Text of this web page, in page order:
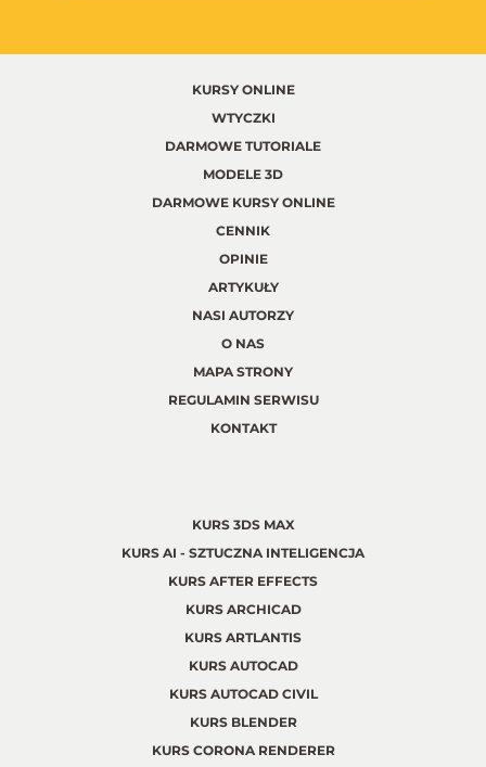
KURSY ONLINE
WTYCZKI
DARMOWE TUTORIALE
MODELE 3D
DARMOWE KURSY ONLINE
CENNIK
OPINIE
ARTYKUŁY
NASI AUTORZY
O NAS
MAPA STRONY
REGULAMIN SERWISU
KONTAKT
KURS 3DS MAX
KURS AI - SZTUCZNA INTELIGENCJA
KURS AFTER EFFECTS
KURS ARCHICAD
KURS ARTLANTIS
KURS AUTOCAD
KURS AUTOCAD CIVIL
KURS BLENDER
KURS CORONA RENDERER